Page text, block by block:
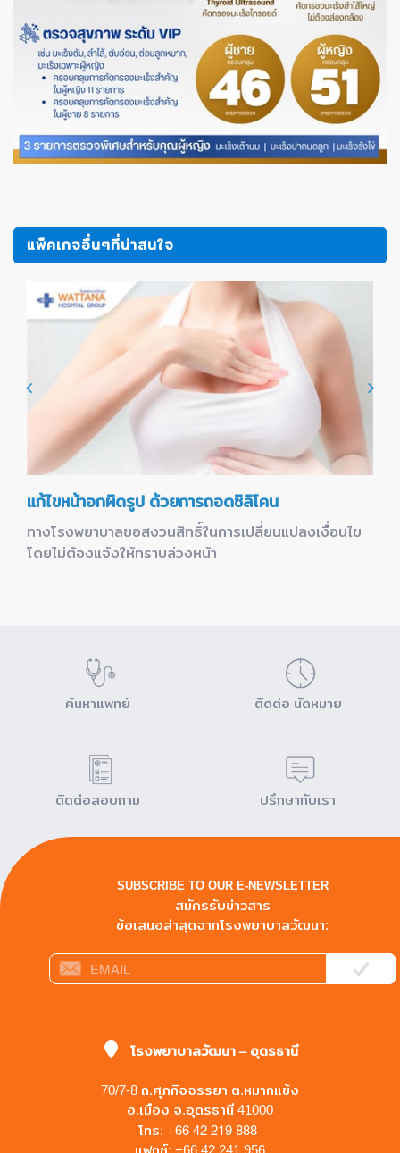
แพ็คเกจอื่นๆที่น่าสนใจ
แก้ไขหน้าอกผิดรูป ด้วยการถอดซิลิโคน
ทางโรงพยาบาลขอสงวนสิทธิ์ในการเปลี่ยนแปลงเงื่อนไข
โดยไม่ต้องแจ้งให้ทราบล่วงหน้า
ค้นหาแพทย์ ติดต่อ นัดหมาย
ติดต่อสอบถาม ปรึกษากับเรา
SUBSCRIBE TO OUR E-NEWSLETTER
สมัครรับข่าวสาร
ข้อเสนอล่าสุดจากโรงพยาบาลวัฒนา:
โรงพยาบาลวัฒนา – อุดรธานี
70/7-8 ถ.ศุภกิจจรรยา ต.หมากแข้ง
อ.เมือง จ.อุดรธานี 41000
โทร: +66 42 219 888